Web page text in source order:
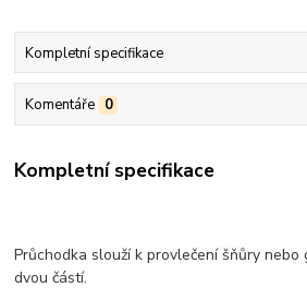
Kompletní specifikace
Komentáře 0
Kompletní specifikace
Průchodka slouží k provlečení šňůry nebo
dvou částí.